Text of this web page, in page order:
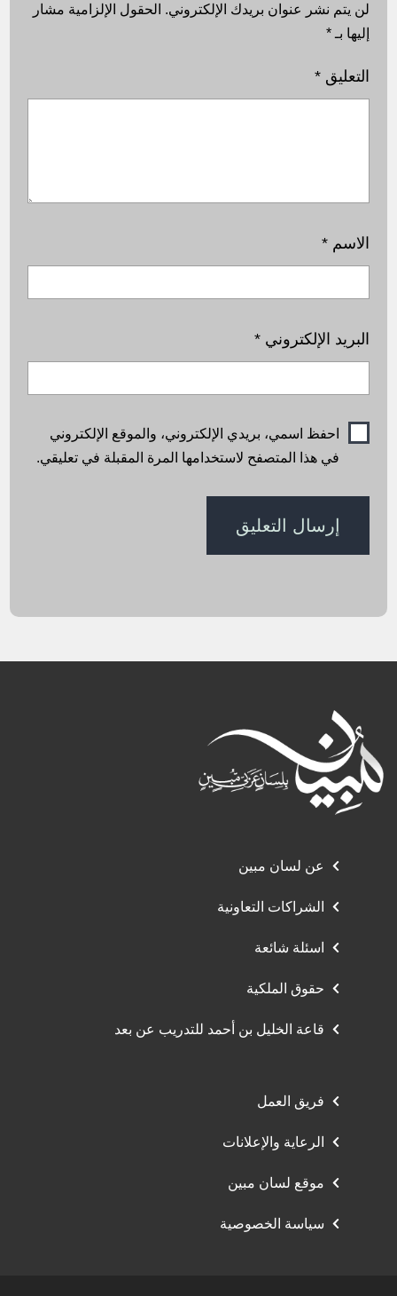
لن يتم نشر عنوان بريدك الإلكتروني. الحقول الإلزامية مشار
إليها بـ*
التعليق*
الاسم*
البريد الإلكتروني*
احفظ اسمي، بريدي الإلكتروني، والموقع الإلكتروني
في هذا المتصفح لاستخدامها المرة المقبلة في تعليقي.
عن لسان مبين
الشراكات التعاونية
اسئلة شائعة
حقوق الملكية
قاعة الخليل بن أحمد للتدريب عن بعد
فريق العمل
الرعاية والإعلانات
موقع لسان مبين
سياسة الخصوصية